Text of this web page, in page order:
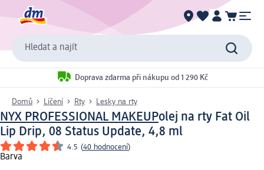
Hledat a najít
Doprava zdarma při nákupu od 1 290 Kč
Domů Líčení Rty Lesky na rty
NYX PROFESSIONAL MAKEUPolej na rty Fat Oil
Lip Drip, 08 Status Update, 4,8 ml
4.5 (40 hodnocení)
Barva